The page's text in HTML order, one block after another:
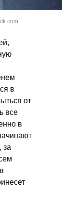
в
от
все
в
за